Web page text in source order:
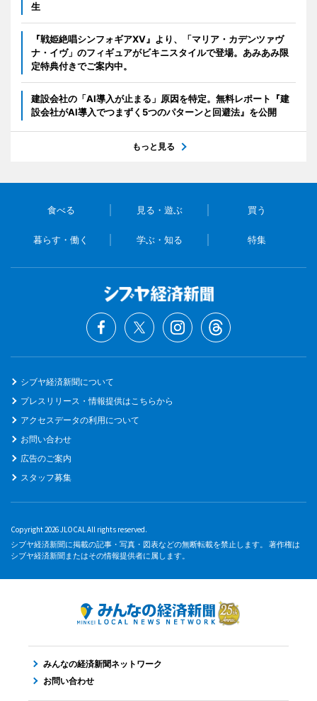
生
『戦姫絶唱シンフォギアXV』より、「マリア・カデンツァヴ
ナ・イヴ」のフィギュアがビキニスタイルで登場。あみあみ限
定特典付きでご案内中。
建設会社の「AI導入が止まる」原因を特定。無料レポート『建
設会社がAI導入でつまずく5つのパターンと回避法』を公開
もっと見る
食べる 見る・遊ぶ 買う
暮らす・働く 学ぶ・知る 特集
シブヤ経済新聞について
プレスリリース・情報提供はこちらから
アクセスデータの利用について
お問い合わせ
広告のご案内
スタッフ募集
Copyright 2026 JLOCAL All rights reserved.
シブヤ経済新聞に掲載の記事・写真・図表などの無断転載を禁止します。 著作権は
シブヤ経済新聞またはその情報提供者に属します。
みんなの経済新聞ネットワーク
お問い合わせ